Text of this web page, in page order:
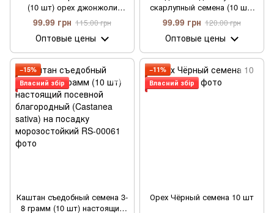
(10 шт) орех джонжоли
европейский (Staphýlea
pinnáta)
99.99 грн 115.00 грн
Оптовые цены
скарлупный семена (10 шт)
орех
99.99 грн 120.00 грн
Оптовые цены
−15%
Власний збір
Каштан съедобный семена 3-
8 грамм (10 шт) настоящий
−11%
Власний збір
Орех Чёрный семена 10 шт